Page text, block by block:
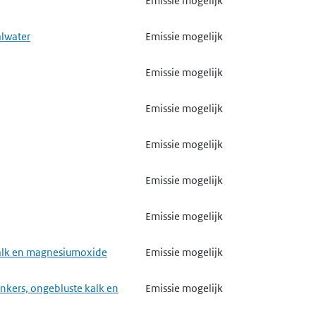
Emissie mogelijk
Gebruik mogelijk
Emissie mogelijk
Emissie mogelijk
Emissie mogelijk
of stikstof Emissie mogelijk
Gebruik mogelijk
Emissie mogelijk
Emissie mogelijk
Emissie mogelijk
Emissie mogelijk
Emissie mogelijk
Emissie mogelijk
Emissie mogelijk
Emissie mogelijk
en magnesiumoxide Emissie mogelijk
ongebluste kalk en
Emissie mogelijk